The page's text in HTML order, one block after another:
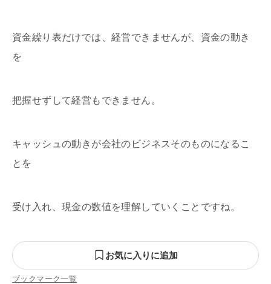
資金繰り表だけでは、経営できませんが、資金の動き
を
把握せずして経営もできません。
キャッシュの動きが会社のビジネスそのものになるこ
とを
受け入れ、現金の数値を理解していくことですね。
お気に入りに追加
ブックマーク一覧